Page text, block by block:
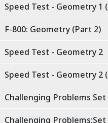
Speed Test - Geometry 1
F-800: Geometry (Part 2)
Speed Test - Geometry 2
Speed Test - Geometry 2
Challenging Problems Set
Challenging Problems:Set